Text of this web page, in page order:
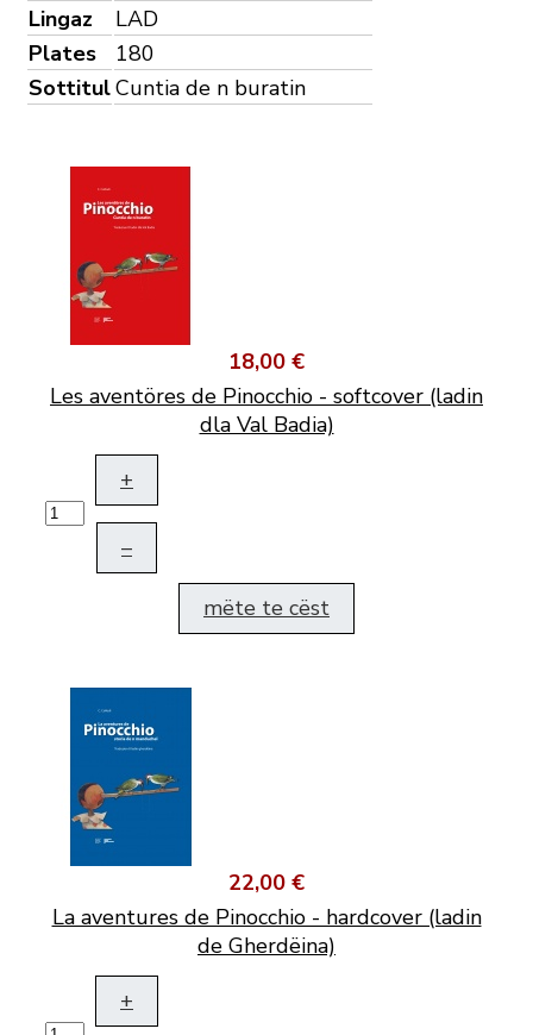
Lingaz
LAD
Plates
180
SottitulCuntia de n buratin
18,00 €
Les aventöres de Pinocchio - softcover (ladin
dla Val Badia)
+
–
mëte te cëst
22,00 €
La aventures de Pinocchio - hardcover (ladin
de Gherdëina)
+